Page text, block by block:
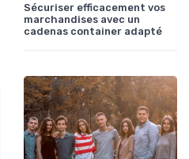
Sécuriser efficacement vos
marchandises avec un
cadenas container adapté